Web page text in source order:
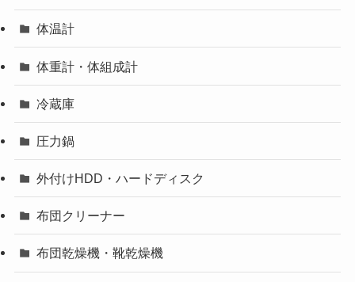
体温計
体重計・体組成計
冷蔵庫
圧力鍋
外付けHDD・ハードディスク
布団クリーナー
布団乾燥機・靴乾燥機